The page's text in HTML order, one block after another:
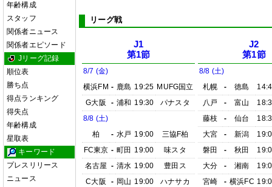
年齢構成
スタッフ
関係者ニュース
関係者エピソード
Jリーグ記録
順位表
勝ち点
得点ランキング
得失点
年齢構成
星取表
キーワード
プレスリリース
ニュース
リーグ戦
J1
第1節
8/7 (金)
横浜FM - 鹿島 19:25 MUFG国立
G大阪
- 浦和 19:30
パナスタ
8/8 (土)
柏
- 水戸 19:00
三協F柏
FC東京 - 町田 19:00
味スタ
名古屋 - 清水 19:00
豊田ス
C大阪
- 岡山 19:00
ハナサカ
J2
第1節
8/8 (土)
札幌
- 徳島
八戸
- 富山
藤枝
- 仙台
大宮
- 新潟
磐田
- 秋田
大分
- 湘南
宮崎
- 横浜FC